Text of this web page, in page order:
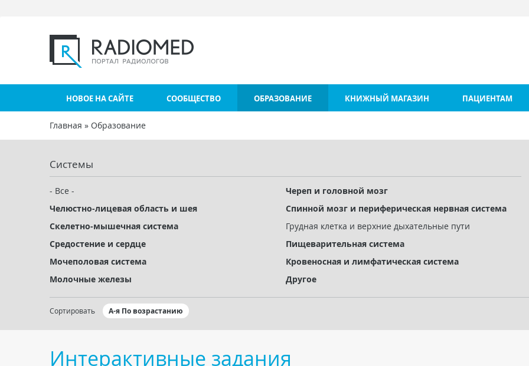
НОВОЕ НА САЙТЕ СООБЩЕСТВО ОБРАЗОВАНИЕ КНИЖНЫЙ МАГАЗИН ПАЦИЕНТАМ
Вы здесь
Главная » Образование
Системы
- Все -
Череп и головной мозг
Челюстно-лицевая область и шея
Спинной мозг и периферическая нервная система
Скелетно-мышечная система
Грудная клетка и верхние дыхательные пути
Средостение и сердце
Пищеварительная система
Мочеполовая система
Кровеносная и лимфатическая система
Молочные железы
Другое
Сортировать А-я По возрастанию
Интерактивные задания